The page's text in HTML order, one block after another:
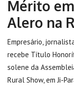
POLÍTICA
Contato
MUNDO
Mérito
Alero na
Empresário,
recebe Título
solene da
Rural Show, em Ji-